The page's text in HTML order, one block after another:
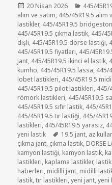
Yayın
tarihi
20 Nisan 2026 445/
alım ve satım, 445/45R19.5 alım
lastikler, 445/45R19.5
445/45R19.5 çıkma lastik, 445/
dişli, 445/45R19.5 dorse lastiği,
445/45R19.5 fiyatları, 445/
jant, 445/45R19.5 ikinci el lastik,
kumho, 445/45R19.5 lassa, 445/
lobet lastikleri, 445/45R19.5
445/45R19.5 pilot lastikleri, 445/
römork lastikleri, 445/45R19.5
445/45R19.5 sıfır lastik, 445/
445/45R19.5 tır lastiği, 445/
lastikleri, 445/45R19.5 yarasız,
yeni lastik
Etiketler
19.5 jant, az
çıkma jant, çıkma lastik, DORSE
kamyon lastiği, kamyon lastik,
lastikleri, kaplama lastikler,
haberleri, midilli jant, midilli
lastik,tır lastikleri,yeni jant,yeni